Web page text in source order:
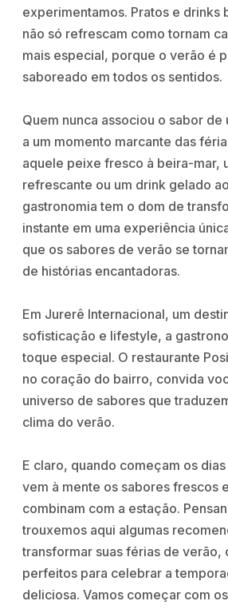
experimentamos. Pratos e drinks
não só refrescam como tornam
mais especial, porque o verão é
saboreado em todos os sentidos.
Quem nunca associou o sabor
a um momento marcante das
aquele peixe fresco à beira-mar,
refrescante ou um drink gelado
gastronomia tem o dom de
instante em uma experiência
que os sabores de verão se
de histórias encantadoras.
Em Jurerê Internacional, um
sofisticação e lifestyle, a
toque especial. O restaurante
no coração do bairro, convida
universo de sabores que
clima do verão.
E claro, quando começam os
vem à mente os sabores frescos
combinam com a estação.
trouxemos aqui algumas
transformar suas férias de verão,
perfeitos para celebrar a
deliciosa. Vamos começar com